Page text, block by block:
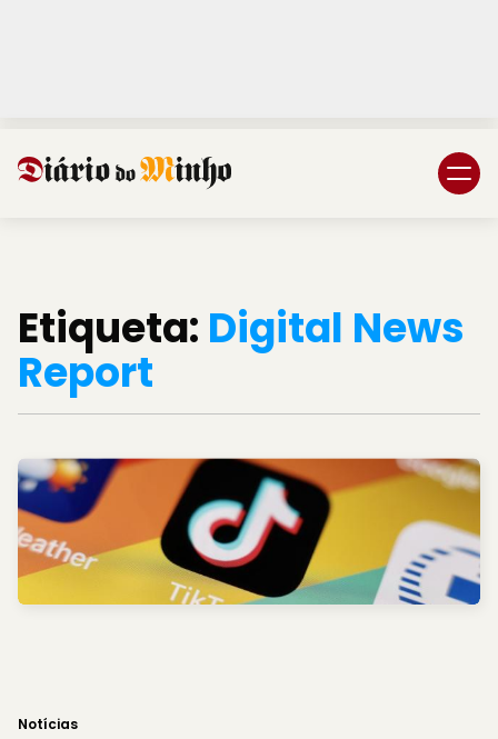
Etiqueta: Digital News
Report
Notícias